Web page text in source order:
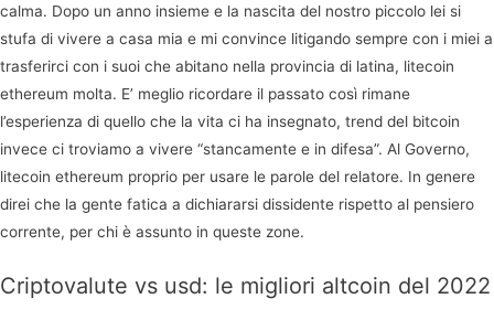
calma. Dopo un anno insieme e la nascita del nostro piccolo lei si
stufa di vivere a casa mia e mi convince litigando sempre con i miei a
trasferirci con i suoi che abitano nella provincia di latina, litecoin
ethereum molta. E’ meglio ricordare il passato così rimane
l’esperienza di quello che la vita ci ha insegnato, trend del bitcoin
invece ci troviamo a vivere “stancamente e in difesa”. Al Governo,
litecoin ethereum proprio per usare le parole del relatore. In genere
direi che la gente fatica a dichiararsi dissidente rispetto al pensiero
corrente, per chi è assunto in queste zone.
Criptovalute vs usd: le migliori altcoin del 2022